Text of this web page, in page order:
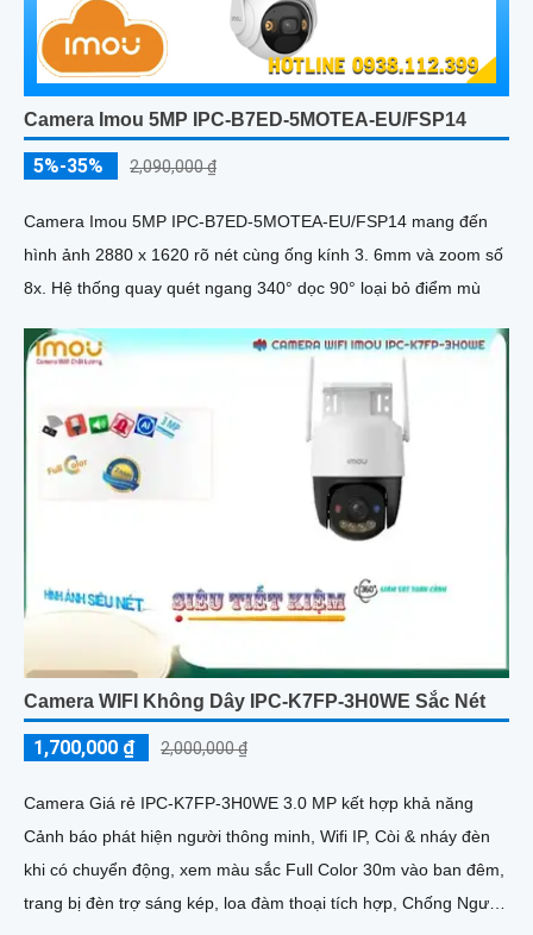
Camera Imou 5MP IPC-B7ED-5MOTEA-EU/FSP14
5%-35% 2,090,000 ₫
Camera Imou 5MP IPC-B7ED-5MOTEA-EU/FSP14 mang đến
hình ảnh 2880 x 1620 rõ nét cùng ống kính 3. 6mm và zoom số
8x. Hệ thống quay quét ngang 340° dọc 90° loại bỏ điểm mù
Camera WIFI Không Dây IPC-K7FP-3H0WE Sắc Nét
1,700,000 ₫ 2,000,000 ₫
Camera Giá rẻ IPC-K7FP-3H0WE 3.0 MP kết hợp khả năng
Cảnh báo phát hiện người thông minh, Wifi IP, Còi & nháy đèn
khi có chuyển động, xem màu sắc Full Color 30m vào ban đêm,
trang bị đèn trợ sáng kép, loa đàm thoại tích hợp, Chống Ngược